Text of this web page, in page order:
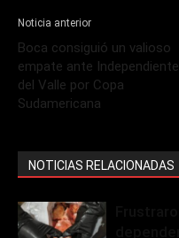
Noticia anterior
Boca consiguió un valioso
empate ante Independiente
del Valle por Copa
Sudamericana
NOTICIAS RELACIONADAS